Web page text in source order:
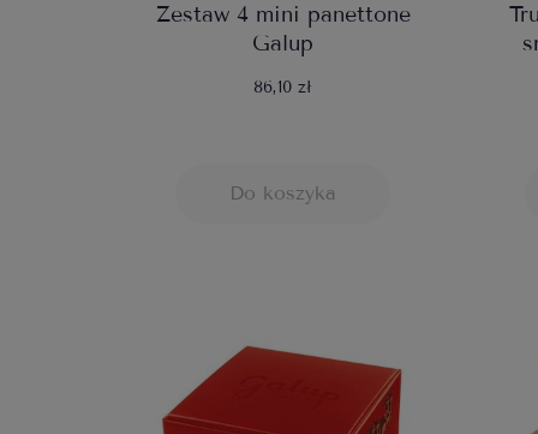
Zestaw 4 mini panettone
Galup
86,10 zł
Do koszyka